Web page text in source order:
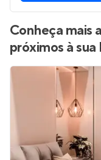
Conheça mais
próximos à sua